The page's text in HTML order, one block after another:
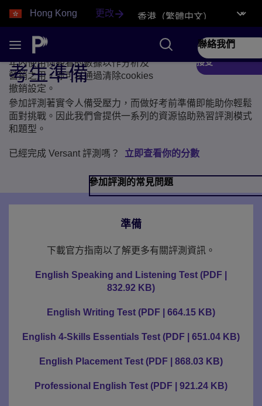
Hong Kong 更改
聯絡我們
Play
隱私和Cookies
觀看此視頻表示你同意培生可於一
年內使用你觀看的數據以作分析及
營銷之用。你可以通過清除cookies
撤銷設定。
接受
考生準備
參加評測著實令人備受壓力，而做好考前準備即能助你輕鬆
面對挑戰。因此我們會提供一系列的資源協助熟習評測模式
和題型。
已經完成 Versant 評測嗎？ 立即查看你的分數
參加評測的常見問題
準備
下載官方指南以了解更多有關評測資訊。
English Speaking and Listening Test (PDF
832.92 KB)
English Writing Test (PDF 664.15 KB)
English 4-Skills Essentials Test (PDF 651.04 KB)
English Placement Test (PDF 868.03 KB)
Professional English Test (PDF 921.24 KB)